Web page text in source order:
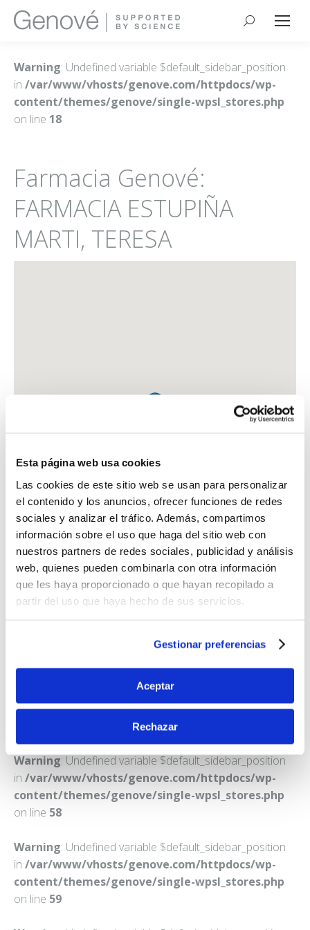
Esta página web usa cookies
Las cookies de este sitio web se usan para personalizar
el contenido y los anuncios, ofrecer funciones de redes
sociales y analizar el tráfico. Además, compartimos
información sobre el uso que haga del sitio web con
nuestros partners de redes sociales, publicidad y análisis
web, quienes pueden combinarla con otra información
que les haya proporcionado o que hayan recopilado a
partir del uso que haya hecho de sus servicios.
Gestionar preferencias
Aceptar
Rechazar
Buscar:
Warning: Undefined variable $default_sidebar_position
in /var/www/vhosts/genove.com/httpdocs/wp-
content/themes/genove/single-wpsl_stores.php
on line 18
Farmacia Genové:
FARMACIA ESTUPIÑA
MARTI, TERESA
FARMACIA ESTUPIÑA MARTI, TERESA
PZA. GONZALEZ ISLA, 12 - BJ
Warning: Undefined variable $default_sidebar_position
in /var/www/vhosts/genove.com/httpdocs/wp-
content/themes/genove/single-wpsl_stores.php
on line 58
Warning: Undefined variable $default_sidebar_position
in /var/www/vhosts/genove.com/httpdocs/wp-
content/themes/genove/single-wpsl_stores.php
on line 59